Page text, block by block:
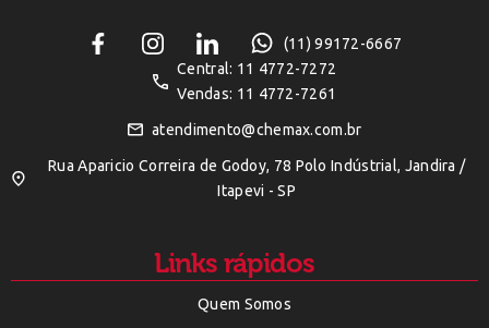
(11) 99172-6667
Central: 11 4772-7272
Vendas: 11 4772-7261
atendimento@chemax.com.br
Rua Aparicio Correira de Godoy, 78 Polo Indústrial, Jandira /
Itapevi - SP
Links rápidos
Quem Somos